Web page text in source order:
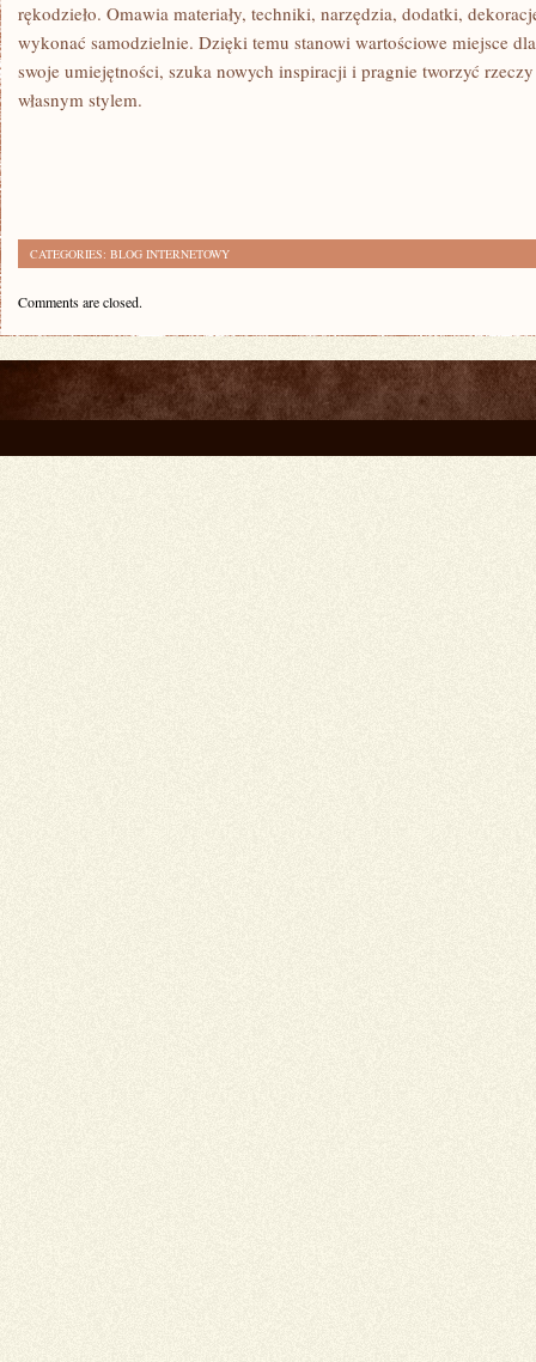
rękodzieło. Omawia materiały, techniki, narzędzia, dodatki,
wykonać samodzielnie. Dzięki temu stanowi wartościowe miejsce
swoje umiejętności, szuka nowych inspiracji i pragnie tworzyć
własnym stylem.
CATEGORIES: BLOG INTERNETOWY
Comments are closed.